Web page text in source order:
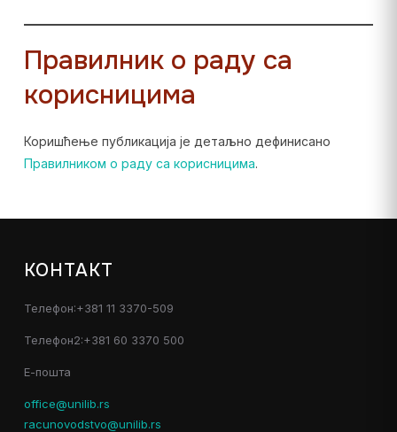
Правилник о раду са
корисницима
Коришћење публикација је детаљно дефинисано
Правилником о раду са корисницима.
КОНТАКТ
Телефон:+381 11 3370-509
Телефон2:+381 60 3370 500
Е-пошта
office@unilib.rs
racunovodstvo@unilib.rs